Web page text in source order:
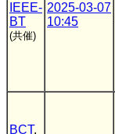
IEEE-
BT
(共催)
2025-03-07
10:45
BCT,